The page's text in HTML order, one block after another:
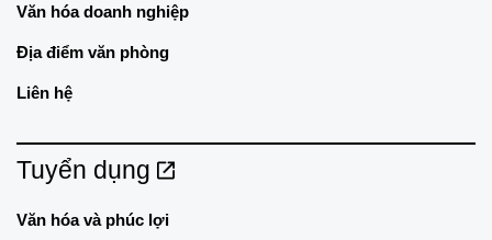
Văn hóa doanh nghiệp
Địa điểm văn phòng
Liên hệ
Tuyển dụng
Văn hóa và phúc lợi